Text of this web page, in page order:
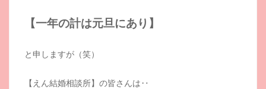
【一年の計は元旦にあり】
と申しますが（笑）
【えん結婚相談所】の皆さんは‥